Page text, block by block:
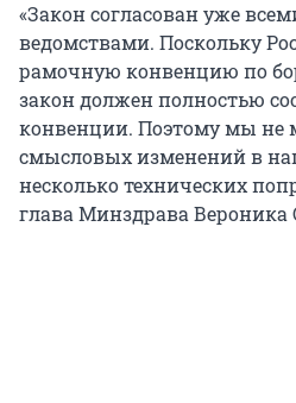
«Закон согласован уже
ведомствами. Поскольку
рамочную конвенцию по
закон должен полностью
конвенции. Поэтому мы не
смысловых изменений в
несколько технических
глава Минздрава Вероника